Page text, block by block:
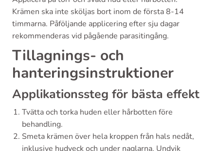
Krämen ska inte sköljas bort inom de första 8-14
timmarna. Påföljande applicering efter sju dagar
rekommenderas vid pågående parasitingång.
Tillagnings- och
hanteringsinstruktioner
Applikationssteg för bästa effekt
Tvätta och torka huden eller hårbotten före
behandling.
Smeta krämen över hela kroppen från hals nedåt,
inklusive hudveck och under naglarna. Undvik